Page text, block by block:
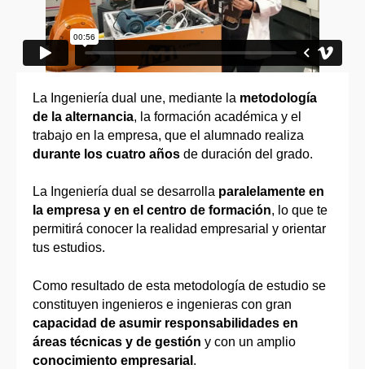
La Ingeniería dual une, mediante la metodología
de la alternancia, la formación académica y el
trabajo en la empresa, que el alumnado realiza
durante los cuatro años de duración del grado.
La Ingeniería dual se desarrolla paralelamente en
la empresa y en el centro de formación, lo que te
permitirá conocer la realidad empresarial y orientar
tus estudios.
Como resultado de esta metodología de estudio se
constituyen ingenieros e ingenieras con gran
capacidad de asumir responsabilidades en
áreas técnicas y de gestión y con un amplio
conocimiento empresarial .